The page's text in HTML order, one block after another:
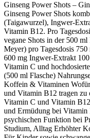
Ginseng Power Shots –
Ginseng Power Shots
(Taigawurzel), Ingwer-
Vitamin B12. Pro
vegane Shots in der 500
Meyer) pro Tagesdosis
600 mg Ingwer-Extrakt
Vitamin C und
(500 ml Flasche)
Koffein & Vitaminen
und Vitamin B12 tragen zu
Vitamin C und Vitamin
und Ermüdung bei Vitamin
psychischen Funktion bei
Studium, Alltag Erhöhter